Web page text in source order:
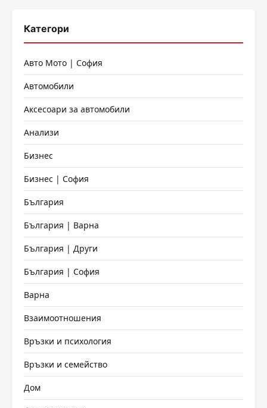
Категори
Авто Мото | София
Автомобили
Аксесоари за автомобили
Анализи
Бизнес
Бизнес | София
България
България | Варна
България | Други
България | София
Варна
Взаимоотношения
Връзки и психология
Връзки и семейство
Дом